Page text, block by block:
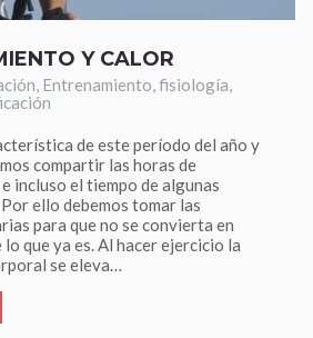
Y CALOR
, Entrenamiento,fisiología,
de este período del año y
compartir las horas de
incluso el tiempo de algunas
ello debemos tomar las
para que no se convierta en
que ya es. Al hacer ejercicio la
se eleva…